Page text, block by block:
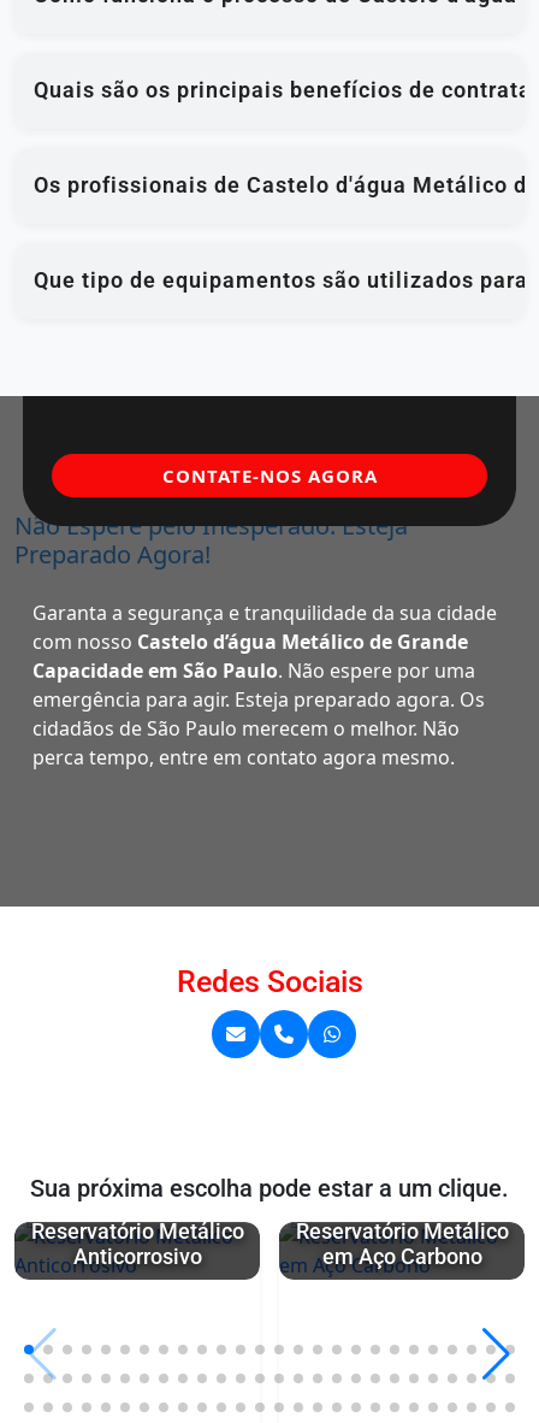
Quais são os principais benefícios de
Os profissionais de Castelo d'água Metálico
Que tipo de equipamentos são utilizados
Não Espere pelo Inesperado. Esteja
Preparado Agora!
Garanta a segurança e tranquilidade da sua cidade
com nosso Castelo d’água Metálico de Grande
Capacidade em São Paulo. Não espere por uma
emergência para agir. Esteja preparado agora. Os
cidadãos de São Paulo merecem o melhor. Não
perca tempo, entre em contato agora mesmo.
CONTATE-NOS AGORA
Redes Sociais
Sua próxima escolha pode estar a um clique.
Reservatório Metálico
Anticorrosivo
Reservatório Metálico
em Aço Carbono